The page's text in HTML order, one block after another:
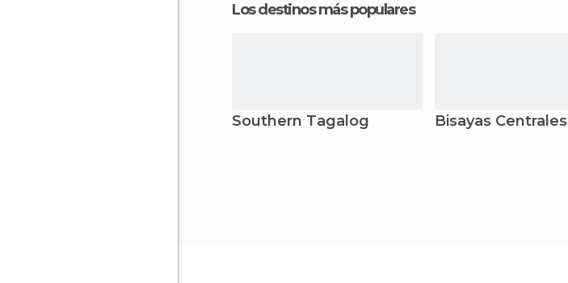
Los destinos más populares
Southern Tagalog Bisayas Centrales